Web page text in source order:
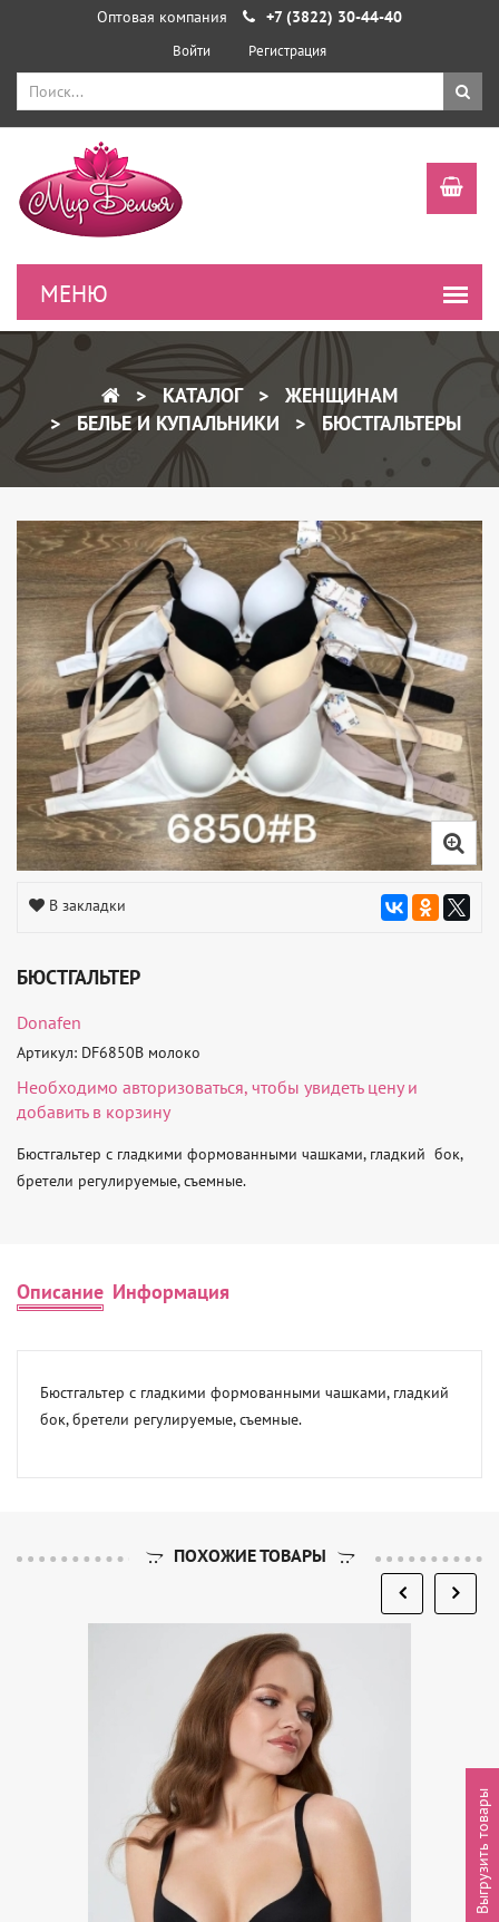
Оптовая компания +7 (3822) 30-44-40
Войти Регистрация
КАТАЛОГ
ЖЕНЩИНАМ
БЕЛЬЕ И КУПАЛЬНИКИ
БЮСТГАЛЬТЕРЫ
В закладки
БЮСТГАЛЬТЕР
Donafen
Артикул: DF6850B молоко
Необходимо авторизоваться, чтобы увидеть цену и
добавить в корзину
Бюстгальтер с гладкими формованными чашками, гладкий  бок,
бретели регулируемые, съемные.
Описание Информация
Бюстгальтер с гладкими формованными чашками, гладкий
бок, бретели регулируемые, съемные.
ПОХОЖИЕ ТОВАРЫ
Выгрузить товары